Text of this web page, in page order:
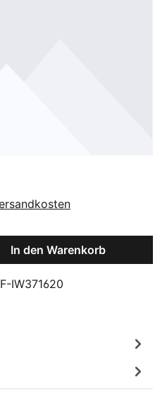
den gewünschten
In den Warenkorb
IW371620